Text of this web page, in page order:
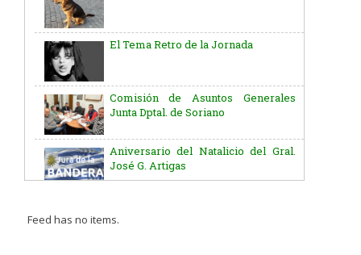
El Tema Retro de la Jornada
Comisión de Asuntos Generales
Junta Dptal. de Soriano
Aniversario del Natalicio del Gral.
José G. Artigas
Feed has no items.